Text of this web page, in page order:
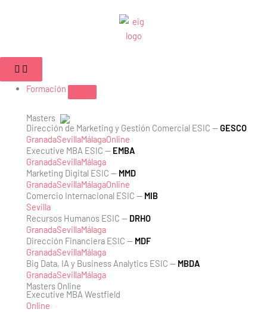
Formación
Masters
Dirección de Marketing y Gestión Comercial ESIC —GESCO
GranadaSevillaMálagaOnline
Executive MBA ESIC — EMBA
GranadaSevillaMálaga
Marketing Digital ESIC — MMD
GranadaSevillaMálagaOnline
Comercio Internacional ESIC — MIB
Sevilla
Recursos Humanos ESIC — DRHO
GranadaSevillaMálaga
Dirección Financiera ESIC — MDF
GranadaSevillaMálaga
Big Data, IA y Business Analytics ESIC — MBDA
GranadaSevillaMálaga
Masters Online
Executive MBA Westfield
Online
Cerrar
Abrir